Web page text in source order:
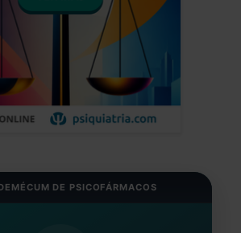
DE PSICOFÁRMACOS